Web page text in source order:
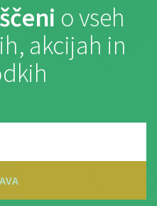
o vseh
akcijah in